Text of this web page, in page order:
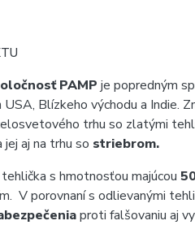
PAMP je popredným
Blízkeho východu a Indie.
trhu so zlatými
jej aj na trhu so striebrom.
s hmotnosťou majúcou
V porovnaní s odlievanými
proti falšovaniu aj